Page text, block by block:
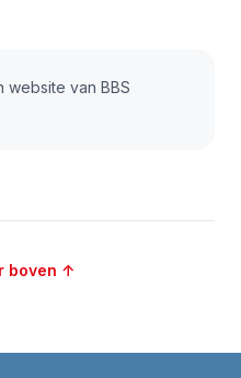
website van BBS
boven ↑